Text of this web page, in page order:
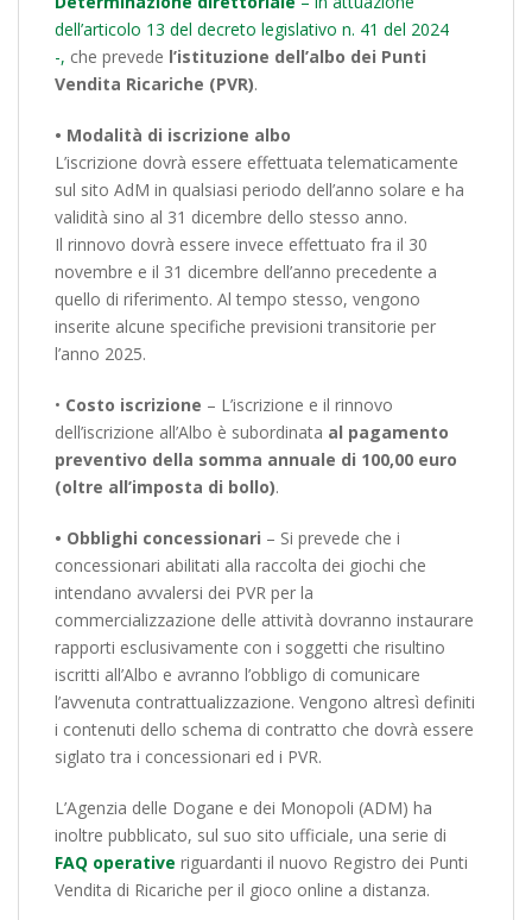
dell’articolo 13 del decreto legislativo n. 41 del 2024
-, che prevede l’istituzione dell’albo dei Punti
Vendita Ricariche (PVR).
• Modalità di iscrizione albo
L’iscrizione dovrà essere effettuata telematicamente
sul sito AdM in qualsiasi periodo dell’anno solare e ha
validità sino al 31 dicembre dello stesso anno.
Il rinnovo dovrà essere invece effettuato fra il 30
novembre e il 31 dicembre dell’anno precedente a
quello di riferimento. Al tempo stesso, vengono
inserite alcune specifiche previsioni transitorie per
l’anno 2025.
• Costo iscrizione – L’iscrizione e il rinnovo
dell’iscrizione all’Albo è subordinata al pagamento
preventivo della somma annuale di 100,00 euro
(oltre all’imposta di bollo).
• Obblighi concessionari – Si prevede che i
concessionari abilitati alla raccolta dei giochi che
intendano avvalersi dei PVR per la
commercializzazione delle attività dovranno instaurare
rapporti esclusivamente con i soggetti che risultino
iscritti all’Albo e avranno l’obbligo di comunicare
l’avvenuta contrattualizzazione. Vengono altresì definiti
i contenuti dello schema di contratto che dovrà essere
siglato tra i concessionari ed i PVR.
L’Agenzia delle Dogane e dei Monopoli (ADM) ha
inoltre pubblicato, sul suo sito ufficiale, una serie di
FAQ operative riguardanti il nuovo Registro dei Punti
Vendita di Ricariche per il gioco online a distanza.